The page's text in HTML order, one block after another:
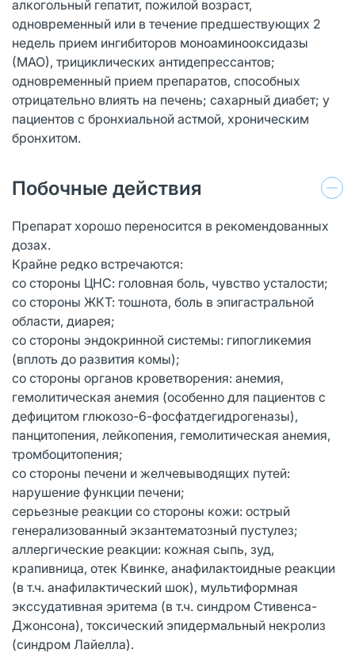
алкогольный гепатит, пожилой возраст,
одновременный или в течение предшествующих 2
недель прием ингибиторов моноаминооксидазы
(МАО), трициклических антидепрессантов;
одновременный прием препаратов, способных
отрицательно влиять на печень; сахарный диабет; у
пациентов с бронхиальной астмой, хроническим
бронхитом.
Побочные действия
Препарат хорошо переносится в рекомендованных
дозах.
Крайне редко встречаются:
со стороны ЦНС: головная боль, чувство усталости;
со стороны ЖКТ: тошнота, боль в эпигастральной
области, диарея;
со стороны эндокринной системы: гипогликемия
(вплоть до развития комы);
со стороны органов кроветворения: анемия,
гемолитическая анемия (особенно для пациентов с
дефицитом глюкозо-6-фосфатдегидрогеназы),
панцитопения, лейкопения, гемолитическая анемия,
тромбоцитопения;
со стороны печени и желчевыводящих путей:
нарушение функции печени;
серьезные реакции со стороны кожи: острый
генерализованный экзантематозный пустулез;
аллергические реакции: кожная сыпь, зуд,
крапивница, отек Квинке, анафилактоидные реакции
(в т.ч. анафилактический шок), мультиформная
экссудативная эритема (в т.ч. синдром Стивенса-
Джонсона), токсический эпидермальный некролиз
(синдром Лайелла).